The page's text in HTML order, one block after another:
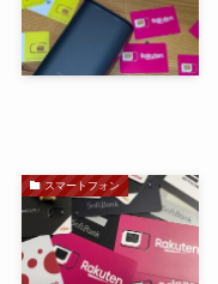
スマートフォン